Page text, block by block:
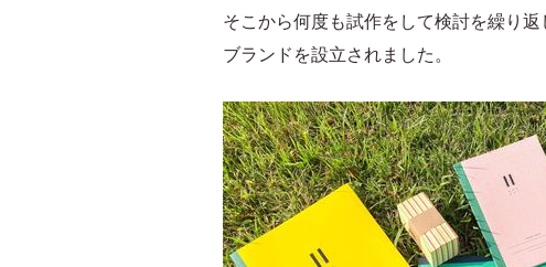
そこから何度も試作をして検討を繰り返
ブランドを設立されました。